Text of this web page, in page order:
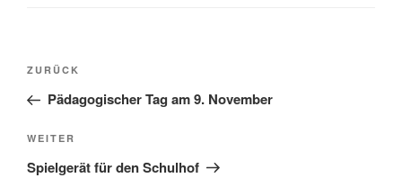
Beitragsnavigation
Vorheriger
Beitrag
ZURÜCK
Pädagogischer Tag am 9. November
Nächster
Beitrag
WEITER
Spielgerät für den Schulhof